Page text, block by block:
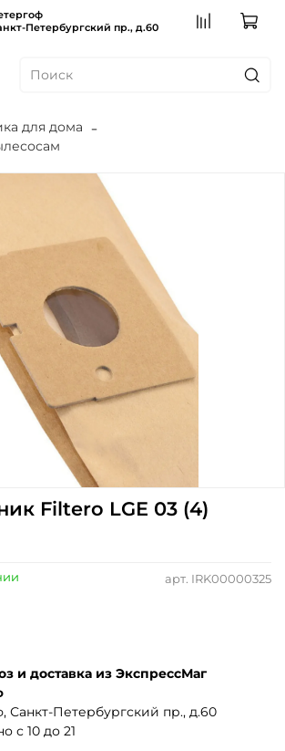
Петербургский пр., д.60
для дома
арт. IRK00000325
Filtero LGE 03 (4)
и доставка из ЭкспрессМаг
Санкт-Петербургский пр., д.60
с 10 до 21